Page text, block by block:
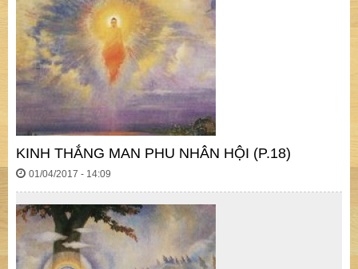
KINH THẮNG MAN PHU NHÂN HỘI (P.18)
01/04/2017 - 14:09